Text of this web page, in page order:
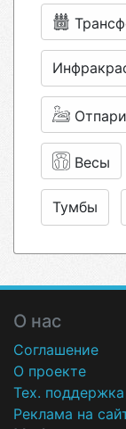
Весы
Тумбы
О нас
Соглашение
О проекте
Тех. поддержка
Реклама на